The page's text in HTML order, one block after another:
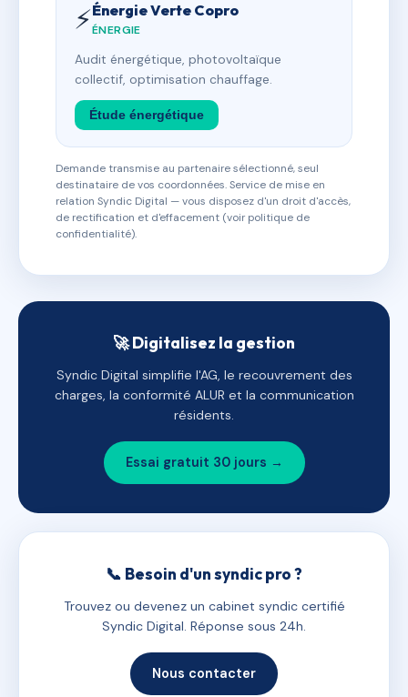
⚡Énergie Verte Copro
ÉNERGIE
Audit énergétique, photovoltaïque
collectif, optimisation chauffage.
Étude énergétique
Demande transmise au partenaire sélectionné, seul
destinataire de vos coordonnées. Service de mise en
relation Syndic Digital — vous disposez d'un droit d'accès,
de rectification et d'effacement (voir politique de
confidentialité).
🚀 Digitalisez la gestion
Syndic Digital simplifie l'AG, le recouvrement des
charges, la conformité ALUR et la communication
résidents.
Essai gratuit 30 jours →
📞 Besoin d'un syndic pro ?
Trouvez ou devenez un cabinet syndic certifié
Syndic Digital. Réponse sous 24h.
Nous contacter